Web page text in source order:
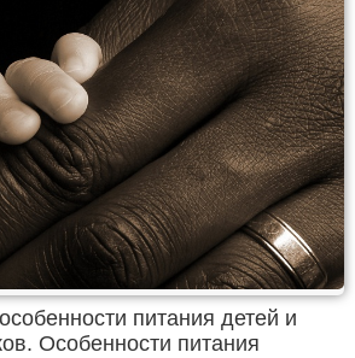
питания детей и
Особенности питания